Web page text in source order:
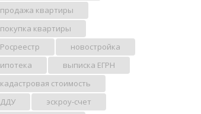
продажа квартиры
покупка квартиры
Росреестр
новостройка
ипотека
выписка ЕГРН
кадастровая стоимость
ДДУ
эскроу-счет